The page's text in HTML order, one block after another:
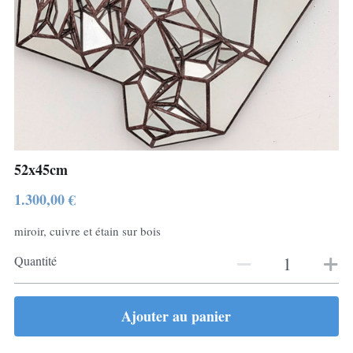
52x45cm
1.300,00 €
miroir, cuivre et étain sur bois
Quantité
Ajouter au panier